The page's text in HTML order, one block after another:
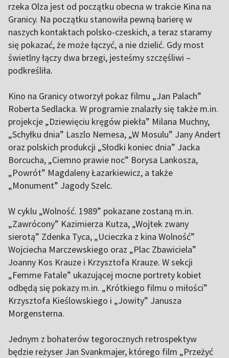
rzeka Olza jest od początku obecna w trakcie Kina na
Granicy. Na początku stanowiła pewną barierę w
naszych kontaktach polsko-czeskich, a teraz staramy
się pokazać, że może łączyć, a nie dzielić. Gdy most
świetlny łączy dwa brzegi, jesteśmy szczęśliwi –
podkreśliła.
Kino na Granicy otworzył pokaz filmu „Jan Palach”
Roberta Sedlacka. W programie znalazły się także m.in.
projekcje „Dziewięciu kręgów piekła” Milana Muchny,
„Schyłku dnia” Laszlo Nemesa, „W Mosulu” Jany Andert
oraz polskich produkcji „Słodki koniec dnia” Jacka
Borcucha, „Ciemno prawie noc” Borysa Lankosza,
„Powrót” Magdaleny Łazarkiewicz, a także
„Monument” Jagody Szelc.
W cyklu „Wolność. 1989” pokazane zostaną m.in.
„Zawrócony” Kazimierza Kutza, „Wojtek zwany
sierotą” Zdenka Tyca, „Ucieczka z kina Wolność”
Wojciecha Marczewskiego oraz „Plac Zbawiciela”
Joanny Kos Krauze i Krzysztofa Krauze. W sekcji
„Femme Fatale” ukazującej mocne portrety kobiet
odbędą się pokazy m.in. „Krótkiego filmu o miłości”
Krzysztofa Kieślowskiego i „Jowity” Janusza
Morgensterna.
Jednym z bohaterów tegorocznych retrospektyw
będzie reżyser Jan Svankmajer, którego film „Przeżyć